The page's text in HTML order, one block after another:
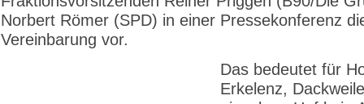
Norbert Römer (SPD) in einer Pressekonferenz
Vereinbarung vor.
Das bedeutet für
Erkelenz,